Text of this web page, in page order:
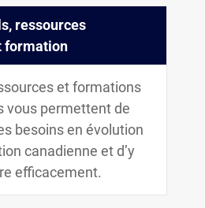
ressources
formation
et formations
vous permettent de
besoins en évolution
canadienne et d’y
efficacement.